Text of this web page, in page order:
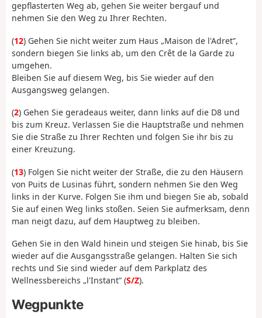
gepflasterten Weg ab, gehen Sie weiter bergauf und
nehmen Sie den Weg zu Ihrer Rechten.
(12) Gehen Sie nicht weiter zum Haus „Maison de l'Adret”,
sondern biegen Sie links ab, um den Crêt de la Garde zu
umgehen.
Bleiben Sie auf diesem Weg, bis Sie wieder auf den
Ausgangsweg gelangen.
(2) Gehen Sie geradeaus weiter, dann links auf die D8 und
bis zum Kreuz. Verlassen Sie die Hauptstraße und nehmen
Sie die Straße zu Ihrer Rechten und folgen Sie ihr bis zu
einer Kreuzung.
(13) Folgen Sie nicht weiter der Straße, die zu den Häusern
von Puits de Lusinas führt, sondern nehmen Sie den Weg
links in der Kurve. Folgen Sie ihm und biegen Sie ab, sobald
Sie auf einen Weg links stoßen. Seien Sie aufmerksam, denn
man neigt dazu, auf dem Hauptweg zu bleiben.
Gehen Sie in den Wald hinein und steigen Sie hinab, bis Sie
wieder auf die Ausgangsstraße gelangen. Halten Sie sich
rechts und Sie sind wieder auf dem Parkplatz des
Wellnessbereichs „l'Instant” (S/Z).
Wegpunkte